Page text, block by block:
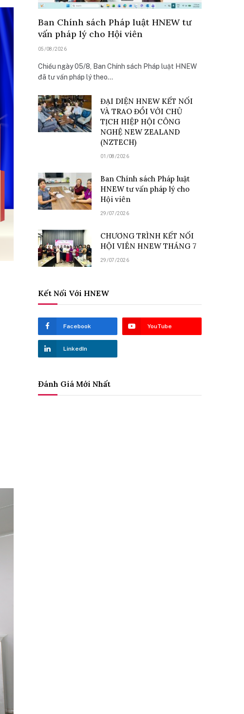
Ban Chính sách Pháp luật HNEW tư
vấn pháp lý cho Hội viên
05/08/2026
Chiều ngày 05/8, Ban Chính sách Pháp luật HNEW
đã tư vấn pháp lý theo…
ĐẠI DIỆN HNEW KẾT NỐI
VÀ TRAO ĐỔI VỚI CHỦ
TỊCH HIỆP HỘI CÔNG
NGHỆ NEW ZEALAND
(NZTECH)
01/08/2026
Ban Chính sách Pháp luật
HNEW tư vấn pháp lý cho
Hội viên
29/07/2026
CHƯƠNG TRÌNH KẾT NỐI
HỘI VIÊN HNEW THÁNG 7
29/07/2026
Kết Nối Với HNEW
Facebook YouTube
LinkedIn
Đánh Giá Mới Nhất